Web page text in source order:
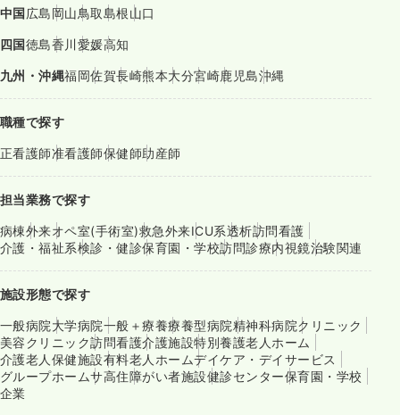
中国広島岡山鳥取島根山口
四国徳島香川愛媛高知
九州・沖縄福岡佐賀長崎熊本大分宮崎鹿児島沖縄
職種で探す
正看護師准看護師保健師助産師
担当業務で探す
病棟外来オペ室(手術室)救急外来ICU系透析訪問看護
介護・福祉系検診・健診保育園・学校訪問診療内視鏡治験関連
施設形態で探す
一般病院大学病院一般＋療養療養型病院精神科病院クリニック
美容クリニック訪問看護介護施設特別養護老人ホーム
介護老人保健施設有料老人ホームデイケア・デイサービス
グループホームサ高住障がい者施設健診センター保育園・学校
企業